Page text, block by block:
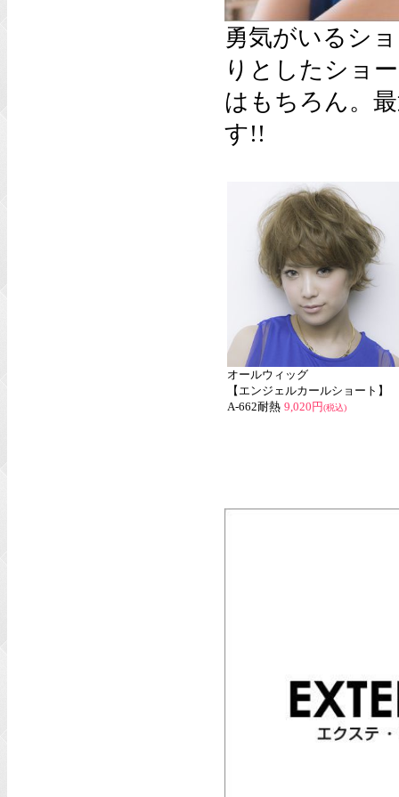
勇気がいるシ
りとしたショ
はもちろん。
す!!
オールウィッグ
【エンジェルカールショート】
A-662耐熱 9,020円(税込)